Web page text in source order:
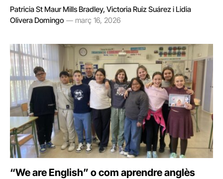
Patricia St Maur Mills Bradley, Victoria Ruiz Suárez i Lidia
Olivera Domingo
març 16, 2026
“We are English” o com aprendre anglès